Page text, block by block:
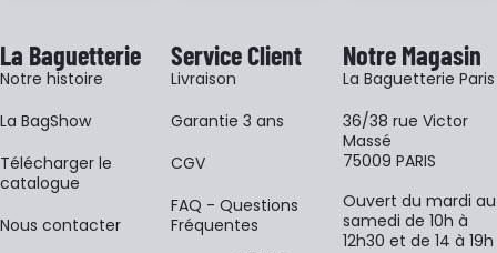
La Baguetterie
Notre histoire
La BagShow
​Télécharger le
catalogue
Nous contacter
Service Client
Livraison
Garantie 3 ans
CGV
FAQ - Questions
Fréquentes
Notre Magasin
La Baguetterie Paris
36/38 rue Victor
Massé
75009 PARIS
Ouvert du mardi au
samedi de 10h à
12h30 et de 14 à 19h